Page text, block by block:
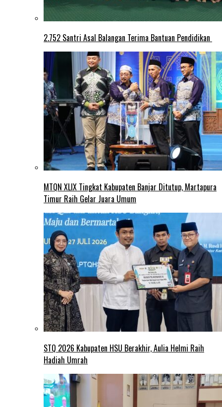
2.752 Santri Asal Balangan Terima Bantuan Pendidikan
MTQN XLIX Tingkat Kabupaten Banjar Ditutup, Martapura
Timur Raih Gelar Juara Umum
STQ 2026 Kabupaten HSU Berakhir, Aulia Helmi Raih
Hadiah Umrah